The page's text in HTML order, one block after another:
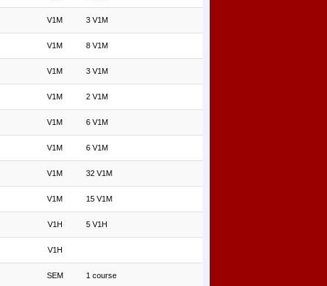
V1M 3 V1M
V1M 8 V1M
V1M 3 V1M
V1M 2 V1M
V1M 6 V1M
V1M 6 V1M
V1M 32 V1M
V1M 15 V1M
V1H 5 V1H
V1H
SEM 1 course